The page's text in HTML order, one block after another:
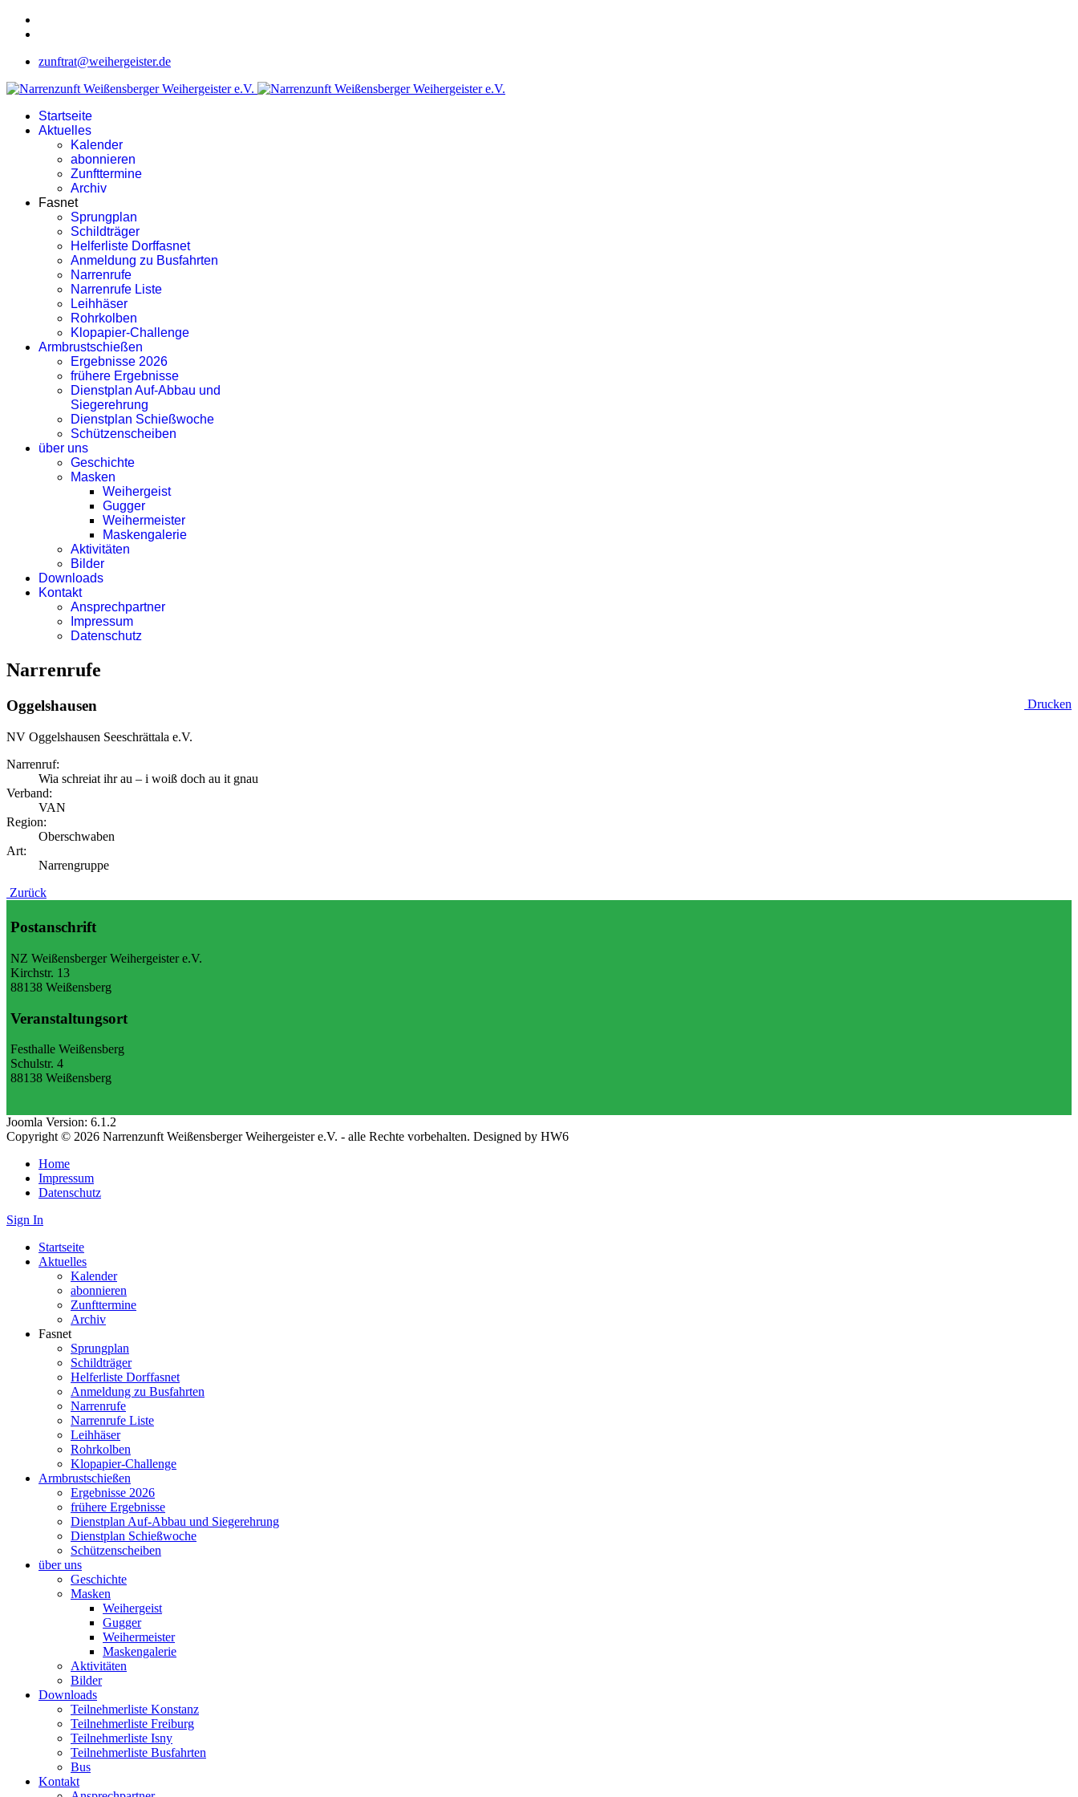
zunftrat@weihergeister.de
Startseite
Aktuelles
Kalender
abonnieren
Zunfttermine
Archiv
Fasnet
Sprungplan
Schildträger
Helferliste Dorffasnet
Anmeldung zu Busfahrten
Narrenrufe
Narrenrufe Liste
Leihhäser
Rohrkolben
Klopapier-Challenge
Armbrustschießen
Ergebnisse 2026
frühere Ergebnisse
Dienstplan Auf-Abbau und
Siegerehrung
Dienstplan Schießwoche
Schützenscheiben
über uns
Geschichte
Masken
Weihergeist
Gugger
Weihermeister
Maskengalerie
Aktivitäten
Bilder
Downloads
Kontakt
Ansprechpartner
Impressum
Datenschutz
Narrenrufe
Drucken
Oggelshausen
NV Oggelshausen Seeschrättala e.V.
Narrenruf:
Wia schreiat ihr au – i woiß doch au it gnau
Verband:
VAN
Region:
Oberschwaben
Art:
Narrengruppe
Zurück
Postanschrift
NZ Weißensberger Weihergeister e.V.
Kirchstr. 13
88138 Weißensberg
Veranstaltungsort
Festhalle Weißensberg
Schulstr. 4
88138 Weißensberg
Joomla Version: 6.1.2
Copyright © 2026 Narrenzunft Weißensberger Weihergeister e.V. - alle Rechte vorbehalten. Designed by HW6
Home
Impressum
Datenschutz
Sign In
Startseite
Aktuelles
Kalender
abonnieren
Zunfttermine
Archiv
Fasnet
Sprungplan
Schildträger
Helferliste Dorffasnet
Anmeldung zu Busfahrten
Narrenrufe
Narrenrufe Liste
Leihhäser
Rohrkolben
Klopapier-Challenge
Armbrustschießen
Ergebnisse 2026
frühere Ergebnisse
Dienstplan Auf-Abbau und Siegerehrung
Dienstplan Schießwoche
Schützenscheiben
über uns
Geschichte
Masken
Weihergeist
Gugger
Weihermeister
Maskengalerie
Aktivitäten
Bilder
Downloads
Teilnehmerliste Konstanz
Teilnehmerliste Freiburg
Teilnehmerliste Isny
Teilnehmerliste Busfahrten
Bus
Kontakt